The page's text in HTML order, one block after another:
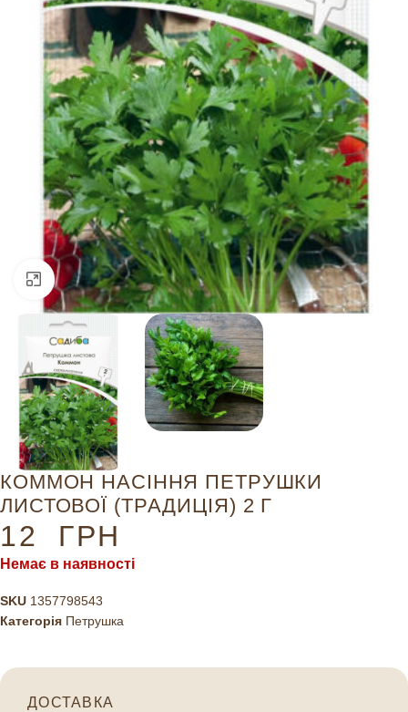
Натисніть, щоб збільшити
КОММОН НАСІННЯ ПЕТРУШКИ
ЛИСТОВОЇ (ТРАДИЦІЯ) 2 Г
12 ГРН
Немає в наявності
SKU 1357798543
Категорія Петрушка
ДОСТАВКА